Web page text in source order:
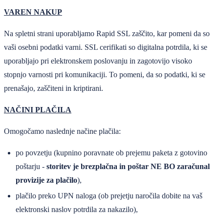
VAREN NAKUP
Na spletni strani uporabljamo Rapid SSL zaščito, kar pomeni da so
vaši osebni podatki varni. SSL cerifikati so digitalna potrdila, ki se
uporabljajo pri elektronskem poslovanju in zagotovijo visoko
stopnjo varnosti pri komunikaciji. To pomeni, da so podatki, ki se
prenašajo, zaščiteni in kriptirani.
NAČINI PLAČILA
Omogočamo naslednje načine plačila:
po povzetju (kupnino poravnate ob prejemu paketa z gotovino
poštarju - storitev je brezplačna in poštar NE BO zaračunal
provizije za plačilo),
plačilo preko UPN naloga (ob prejetju naročila dobite na vaš
elektronski naslov potrdila za nakazilo),